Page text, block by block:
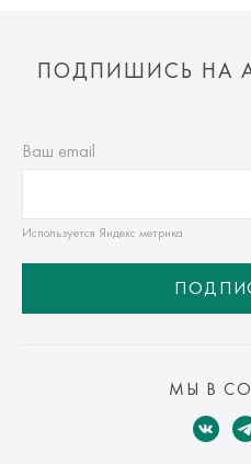
ПОДПИШИСЬ НА
Ваш email
Используется Яндекс метрика
МЫ В